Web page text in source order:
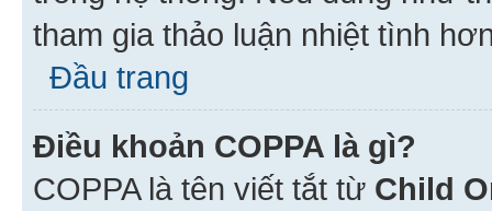
tham gia thảo luận nhiệt tình
Đầu trang
Điều khoản COPPA là gì?
COPPA là tên viết tắt từ Child